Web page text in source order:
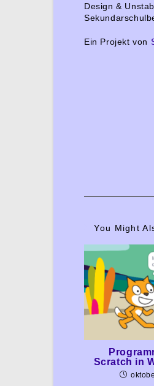
Design &
Ein Projekt von
You Might
Scratch in